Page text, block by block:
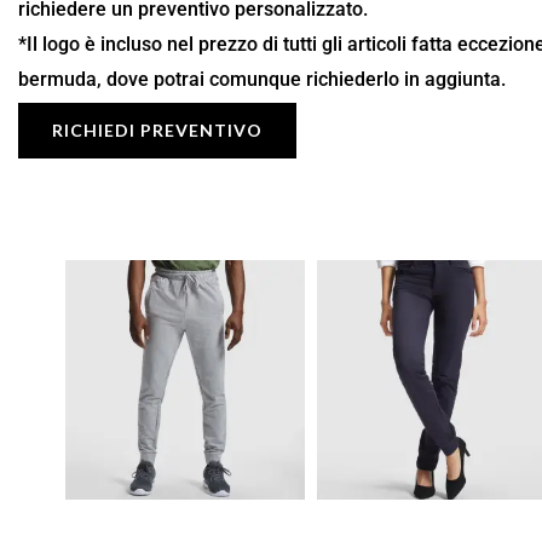
richiedere un preventivo personalizzato.
*Il logo è incluso nel prezzo di tutti gli articoli fatta
bermuda, dove potrai comunque richiederlo in aggiunta.
RICHIEDI PREVENTIVO
Fascia
di
prezzo:
da
15,13 €
a
21,62 €
Fascia
prezzo:
da
16,53 €
a
23,62 €